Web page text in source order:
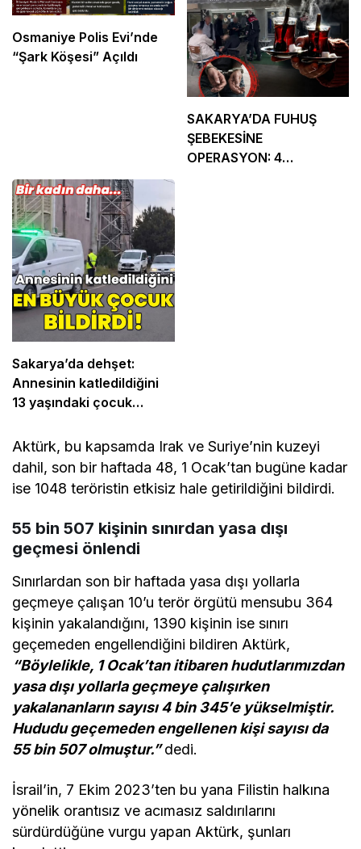
Osmaniye Polis Evi’nde
“Şark Köşesi” Açıldı
SAKARYA’DA FUHUŞ
ŞEBEKESİNE
OPERASYON: 4
Sakarya’da dehşet:
Annesinin katledildiğini
13 yaşındaki çocuk
Aktürk, bu kapsamda Irak ve Suriye’nin kuzeyi
dahil, son bir haftada 48, 1 Ocak’tan bugüne kadar
ise 1048 teröristin etkisiz hale getirildiğini bildirdi.
55 bin 507 kişinin sınırdan yasa dışı
geçmesi önlendi
Sınırlardan son bir haftada yasa dışı yollarla
geçmeye çalışan 10’u terör örgütü mensubu 364
kişinin yakalandığını, 1390 kişinin ise sınırı
geçemeden engellendiğini bildiren Aktürk,
“Böylelikle, 1 Ocak’tan itibaren hudutlarımızdan
yasa dışı yollarla geçmeye çalışırken
yakalananların sayısı 4 bin 345’e yükselmiştir.
Hududu geçemeden engellenen kişi sayısı da
55 bin 507 olmuştur.”dedi.
İsrail’in, 7 Ekim 2023’ten bu yana Filistin halkına
yönelik orantısız ve acımasız saldırılarını
sürdürdüğüne vurgu yapan Aktürk, şunları